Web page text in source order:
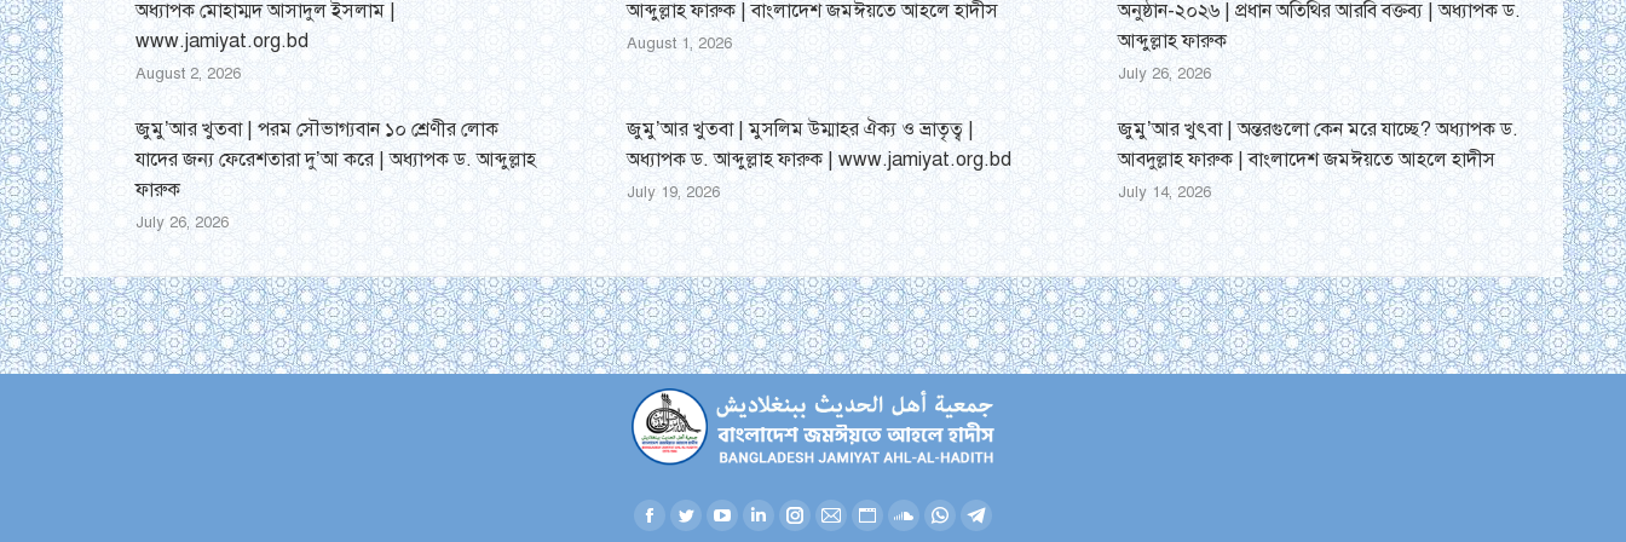
অধ্যাপক মোহাম্মদ আসাদুল ইসলাম |
www.jamiyat.org.bd
August 2, 2026
আব্দুল্লাহ ফারুক | বাংলাদেশ জমঈয়তে আহলে হাদীস
August 1, 2026
অনুষ্ঠান-২০২৬ | প্রধান অতিথির আরবি বক্তব্য | অধ্যাপক ড.
আব্দুল্লাহ ফারুক
July 26, 2026
জুমু’আর খুতবা | পরম সৌভাগ্যবান ১০ শ্রেণীর লোক
যাদের জন্য ফেরেশতারা দু’আ করে | অধ্যাপক ড. আব্দুল্লাহ
ফারুক
July 26, 2026
জুমু’আর খুতবা | মুসলিম উম্মাহর ঐক্য ও ভ্রাতৃত্ব |
অধ্যাপক ড. আব্দুল্লাহ ফারুক | www.jamiyat.org.bd
July 19, 2026
জুমু’আর খুৎবা | অন্তরগুলো কেন মরে যাচ্ছে? অধ্যাপক ড.
আবদুল্লাহ ফারুক | বাংলাদেশ জমঈয়তে আহলে হাদীস
July 14, 2026
FacebookTwitterYouTubeLinkedinInstagram
Mail WebsiteSoundCloud
WhatsappTelegram